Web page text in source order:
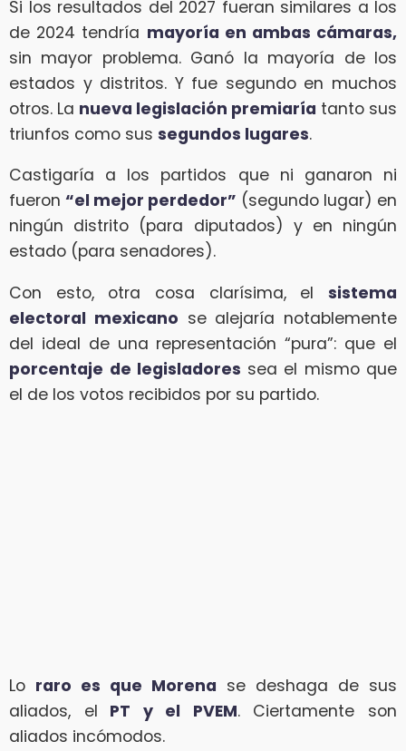
Si los resultados del 2027 fueran similares a los
de 2024 tendría mayoría en ambas cámaras,
sin mayor problema. Ganó la mayoría de los
estados y distritos. Y fue segundo en muchos
otros. La nueva legislación premiaría tanto sus
triunfos como sus segundos lugares.
Castigaría a los partidos que ni ganaron ni
fueron “el mejor perdedor” (segundo lugar) en
ningún distrito (para diputados) y en ningún
estado (para senadores).
Con esto, otra cosa clarísima, el sistema
electoral mexicano se alejaría notablemente
del ideal de una representación “pura”: que el
porcentaje de legisladores sea el mismo que
el de los votos recibidos por su partido.
Lo raro es que Morena se deshaga de sus
aliados, el PT y el PVEM. Ciertamente son
aliados incómodos.